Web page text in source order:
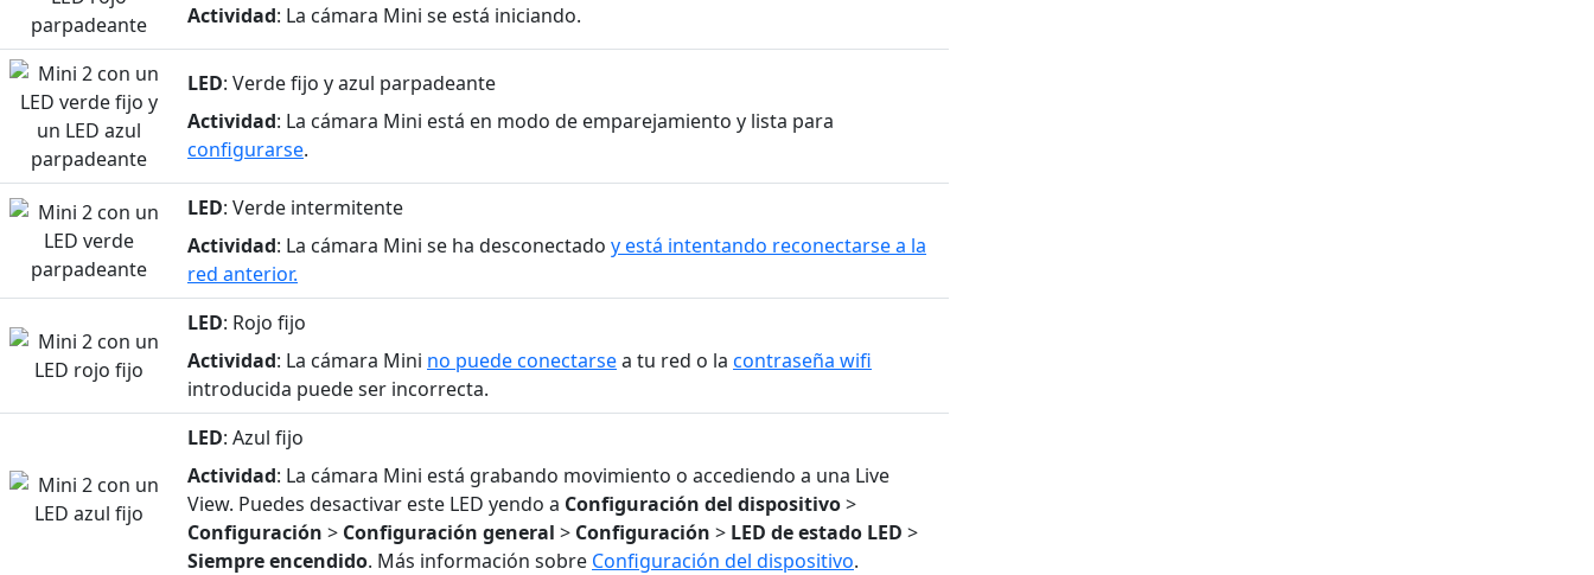
Actividad: La cámara Mini se está iniciando.
LED: Verde fijo y azul parpadeante
Actividad: La cámara Mini está en modo de emparejamiento y lista para
configurarse.
LED: Verde intermitente
Actividad: La cámara Mini se ha desconectado y está intentando reconectarse a la
red anterior.
LED: Rojo fijo
Actividad: La cámara Mini no puede conectarsea tu red o la contraseña wifi
introducida puede ser incorrecta.
LED: Azul fijo
Actividad: La cámara Mini está grabando movimiento o accediendo a una Live
View. Puedes desactivar este LED yendo a Configuración del dispositivo>
Configuración > Configuración general > Configuración > LED de estado LED >
Siempre encendido. Más información sobre Configuración del dispositivo.